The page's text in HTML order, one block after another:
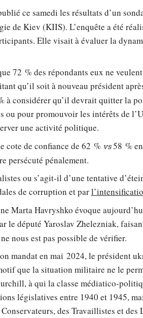
ce samedi les résultats d’un
de Kiev (KIIS). L’enquête a été
Elle visait à évaluer la
72 % des répondants eux ne
qu’il soit à nouveau président
à considérer qu’il devrait quitter la
ou pour promouvoir les intérêts de
une activité politique.
cote de confiance de 62 % vs58 %
persécuté pénalement.
ou s’agit-il d’une tentative
de corruption et par
Marta Havryshko évoque
le député Yaroslav Zhelezniak,
nous est pas possible de vérifier.
mandat en mai 2024, le président
que la situation militaire ne le
à qui la classe médiatico-
législatives entre 1940 et 1945,
des Travaillistes et